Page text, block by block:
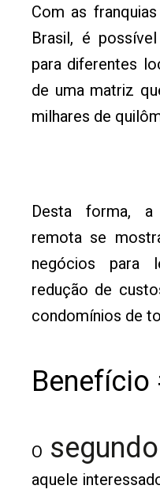
Com as
Brasil, é
para diferentes
de uma matriz
milhares de
Desta forma,
remota se
negócios para
redução de
condomínios de
Benefício
O
aquele